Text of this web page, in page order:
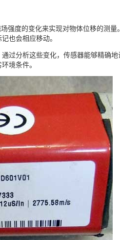
强度的变化来实现对物体位移的测量
也会相应移动。
过分析这些变化，传感器能够精确地
境条件。